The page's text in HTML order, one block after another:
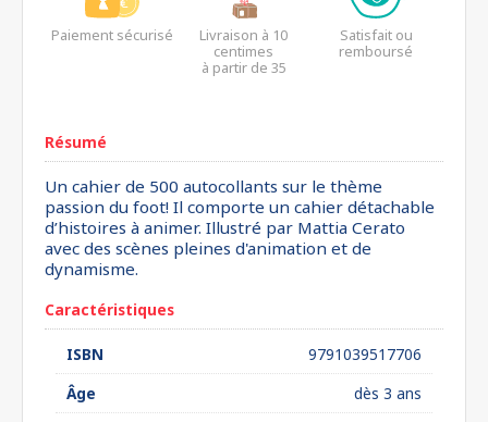
Paiement sécurisé
Livraison à 10
centimes
à partir de 35
Satisfait ou
remboursé
Résumé
Un cahier de 500 autocollants sur le thème
passion du foot! Il comporte un cahier détachable
d’histoires à animer. Illustré par Mattia Cerato
avec des scènes pleines d'animation et de
dynamisme.
Caractéristiques
ISBN
9791039517706
Âge
dès 3 ans